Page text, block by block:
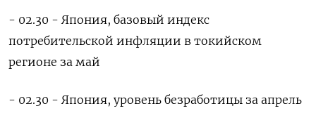
- 02.30 - Япония, базовый индекс
потребительской инфляции в токийском
регионе за май
- 02.30 - Япония, уровень безработицы за апрель